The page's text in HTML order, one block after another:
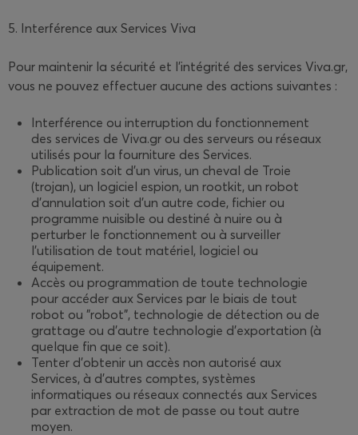
5. Interférence aux Services Viva
Pour maintenir la sécurité et l'intégrité des services Viva.gr,
vous ne pouvez effectuer aucune des actions suivantes :
Interférence ou interruption du fonctionnement
des services de Viva.gr ou des serveurs ou réseaux
utilisés pour la fourniture des Services.
Publication soit d’un virus, un cheval de Troie
(trojan), un logiciel espion, un rootkit, un robot
d'annulation soit d’un autre code, fichier ou
programme nuisible ou destiné à nuire ou à
perturber le fonctionnement ou à surveiller
l'utilisation de tout matériel, logiciel ou
équipement.
Accès ou programmation de toute technologie
pour accéder aux Services par le biais de tout
robot ou "robot", technologie de détection ou de
grattage ou d’autre technologie d'exportation (à
quelque fin que ce soit).
Tenter d'obtenir un accès non autorisé aux
Services, à d'autres comptes, systèmes
informatiques ou réseaux connectés aux Services
par extraction de mot de passe ou tout autre
moyen.